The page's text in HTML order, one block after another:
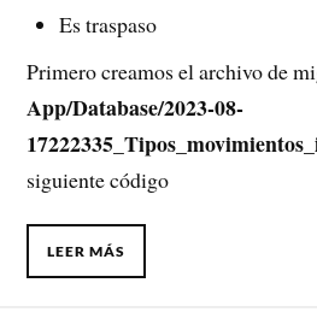
Es traspaso
Primero creamos el archivo de
App/Database/2023-08-
siguiente código
LEER MÁS